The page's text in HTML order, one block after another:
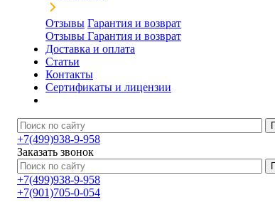
Отзывы Гарантия и возврат
Отзывы Гарантия и возврат
Доставка и оплата
Статьи
Контакты
Сертификаты и лицензии
+7(499)938-9-958
Заказать звонок
+7(499)938-9-958
+7(901)705-0-054